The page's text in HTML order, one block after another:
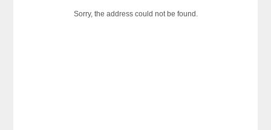
Sorry, the address could not be found.